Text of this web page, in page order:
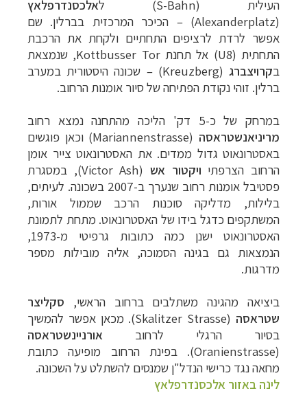
העילית (S-Bahn) לאלכסנדרפלאץ
(
Alexanderplatz) – הכיכר המרכזית בברלין. שם
אפשר לרדת לרציפים התחתיים ולקחת את הרכבת
התחתית (8 U) אל תחנתKottbusser Tor, שנמצאת
בקרויצברג (
Kreuzberg) – שכונה היסטורית במערב
ברלין. זוהי נקודת הפתיחה של סיור אומנות הרחוב.
במרחק של כ-5 דק' הליכה מהתחנה נמצא רחוב
מריניאנשטראסה (
Mariannenstrasse) וכאן פוגשים
באסטרונאוט גדול ממדים. את האסטרונאוט צייר אומן
הרחוב הצרפתי ויקטור אש (
Victor Ash), במסגרת
פסטיבל אומנות רחוב שנערך ב-2007 בשכונה. לעיתים,
בלילות, מדליקה סוכנות הרכב שממול אורות,
המשתקפים כדגל בידו של האסטרונאוט. מתחת לתמונת
האסטרונאוט ישנן כמה כתובות גרפיטי מ-1973,
הנמצאות גם בגינה הסמוכה, אליה מובילות מספר
מדרגות.
ביציאה מהגינה משתלבים ברחוב הראשי, סקליצר
שטראסה (
Skalitzer Strasse). מכאן אפשר להמשיך
בסיור הרגלי לרחוב אורניינשטראסה
(
Oranienstrasse). בפינת הרחוב מופיעה כתובת
מחאה נגד כרישי הנדל"ן שמנסים להשתלט על השכונה.
לינה באזור אלכסנדרפלאץ